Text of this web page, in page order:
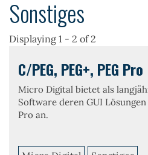
Sonstiges
Displaying 1 - 2 of 2
C/PEG, PEG+, PEG Pro
Micro Digital bietet als
Software deren GUI Lösungen
Pro an.